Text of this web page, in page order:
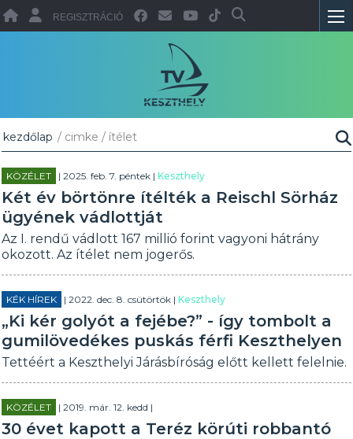
REGISZTRÁCIÓ
kezdőlap / cimke / ítélet
KÖZÉLET | 2025. feb. 7. péntek |Keszthely
Két év börtönre ítélték a Reischl Sörház
ügyének vádlottját
Az I. rendű vádlott 167 millió forint vagyoni hátrány
okozott. Az ítélet nem jogerős.
KÉK HÍREK | 2022. dec. 8. csütörtök |Keszthely
„Ki kér golyót a fejébe?” - így tombolt a
gumilövedékes puskás férfi Keszthelyen
Tettéért a Keszthelyi Járásbíróság előtt kellett felelnie.
KÖZÉLET | 2019. már. 12. kedd |
30 évet kapott a Teréz körúti robbantó